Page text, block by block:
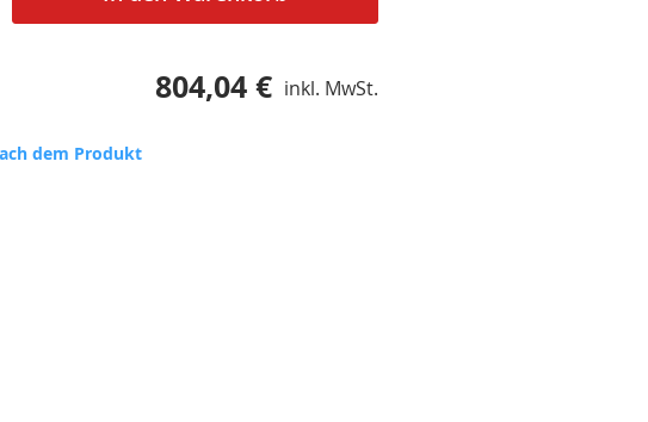
804,04 € inkl. MwSt.
dem Produkt